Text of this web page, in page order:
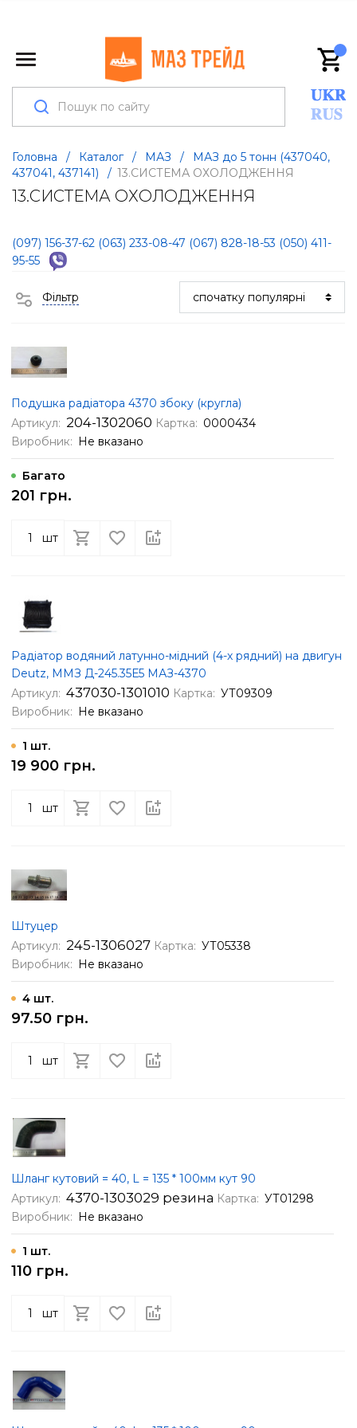
Головна / Каталог / МАЗ /
МАЗ до 5 тонн (437040,
437041, 437141)
/ 13.СИСТЕМА ОХОЛОДЖЕННЯ
13.СИСТЕМА ОХОЛОДЖЕННЯ
(097) 156-37-62 (063) 233-08-47 (067) 828-18-53 (050) 411-
95-55
Фільтр
Подушка радіатора 4370 збоку (кругла)
Артикул: 204-1302060 Картка: 0000434
Виробник:
Не вказано
Багато
201 грн.
шт
Радіатор водяний латунно-мідний (4-х рядний) на двигун
Deutz, ММЗ Д-245.35Е5 МАЗ-4370
Артикул: 437030-1301010 Картка: УТ09309
Виробник:
Не вказано
1 шт.
19 900 грн.
шт
Штуцер
Артикул: 245-1306027 Картка: УТ05338
Виробник:
Не вказано
4 шт.
97.50 грн.
шт
Шланг кутовий = 40, L = 135 * 100мм кут 90
Артикул: 4370-1303029 резина Картка: УТ01298
Виробник:
Не вказано
1 шт.
110 грн.
шт